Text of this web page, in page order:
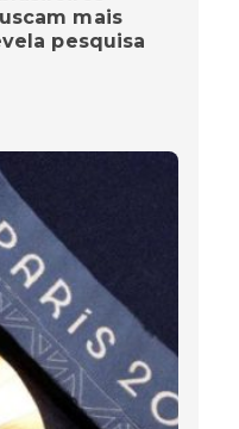
mais
pesquisa